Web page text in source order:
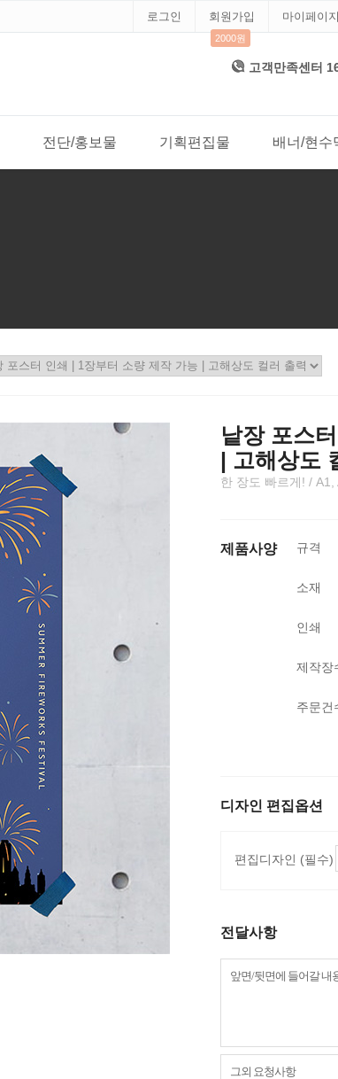
로그인 회원가입
2000원
마이페이
고객만족센터
전단/홍보물 기획편집물 배너/현수
낱장 포스
| 고해상도
한 장도 빠르게! /
제품사양 규격
소재
인쇄
제작장
주문건
디자인 편집옵션
편집디자인 (필수)
전달사항